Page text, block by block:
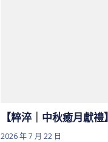
【粹淬｜中秋癒月獻禮】
2026 年 7 月 22 日